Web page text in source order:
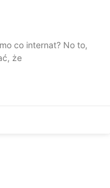
co internat? No to,
że